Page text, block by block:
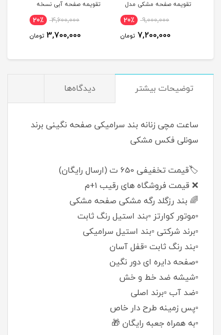
تقويمه صفحه مشکی مدل
9,000,000 20٪
7,200,000 تومان
تقويمه صفحه آبی نسخه
4,600,000 20٪
3,700,000 تومان
توضيحات بيشتر دیدگاه‌ها
ساعت مچی زنانه بند سرامیکی صفحه نگینی برند
سونلی فکس مشکی
🏷️قیمت تخفیفی 650 ت (ارسال رایگان)
❌ قیمت فروشگاه های رقیب 1+م
🌈 بند رزگلد رگه مشکی صفحه مشکی
▫️موتور کوارتز ▫️بند استیل رنگ ثابت
▫️برند شرکتی ▫️بند استیل سرامیکی
▫️بند رنگ ثابت ▫️قفل آسان
▫️صفحه دایره ای دور نگین
▫️شیشه ضد خط و خش
▫️ضد آب ▫️برند اصلی
▫️پس زمینه طرح دار خاص
▫️به همراه جعبه رایگان 🎁